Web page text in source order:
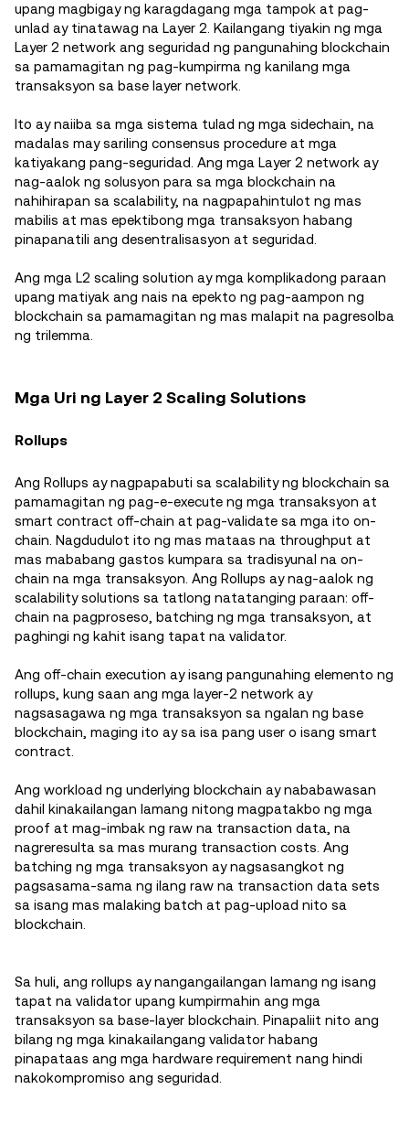
upang magbigay ng karagdagang mga tampok at pag-
unlad ay tinatawag na Layer 2. Kailangang tiyakin ng mga
Layer 2 network ang seguridad ng pangunahing blockchain
sa pamamagitan ng pag-kumpirma ng kanilang mga
transaksyon sa base layer network.
Ito ay naiiba sa mga sistema tulad ng mga sidechain, na
madalas may sariling consensus procedure at mga
katiyakang pang-seguridad. Ang mga Layer 2 network ay
nag-aalok ng solusyon para sa mga blockchain na
nahihirapan sa scalability, na nagpapahintulot ng mas
mabilis at mas epektibong mga transaksyon habang
pinapanatili ang desentralisasyon at seguridad.
Ang mga L2 scaling solution ay mga komplikadong paraan
upang matiyak ang nais na epekto ng pag-aampon ng
blockchain sa pamamagitan ng mas malapit na pagresolba
ng trilemma.
Mga Uri ng Layer 2 Scaling Solutions
Rollups
Ang Rollups ay nagpapabuti sa scalability ng blockchain sa
pamamagitan ng pag-e-execute ng mga transaksyon at
smart contract off-chain at pag-validate sa mga ito on-
chain. Nagdudulot ito ng mas mataas na throughput at
mas mababang gastos kumpara sa tradisyunal na on-
chain na mga transaksyon. Ang Rollups ay nag-aalok ng
scalability solutions sa tatlong natatanging paraan: off-
chain na pagproseso, batching ng mga transaksyon, at
paghingi ng kahit isang tapat na validator.
Ang off-chain execution ay isang pangunahing elemento ng
rollups, kung saan ang mga layer-2 network ay
nagsasagawa ng mga transaksyon sa ngalan ng base
blockchain, maging ito ay sa isa pang user o isang smart
contract.
Ang workload ng underlying blockchain ay nababawasan
dahil kinakailangan lamang nitong magpatakbo ng mga
proof at mag-imbak ng raw na transaction data, na
nagreresulta sa mas murang transaction costs. Ang
batching ng mga transaksyon ay nagsasangkot ng
pagsasama-sama ng ilang raw na transaction data sets
sa isang mas malaking batch at pag-upload nito sa
blockchain.
Sa huli, ang rollups ay nangangailangan lamang ng isang
tapat na validator upang kumpirmahin ang mga
transaksyon sa base-layer blockchain. Pinapaliit nito ang
bilang ng mga kinakailangang validator habang
pinapataas ang mga hardware requirement nang hindi
nakokompromiso ang seguridad.